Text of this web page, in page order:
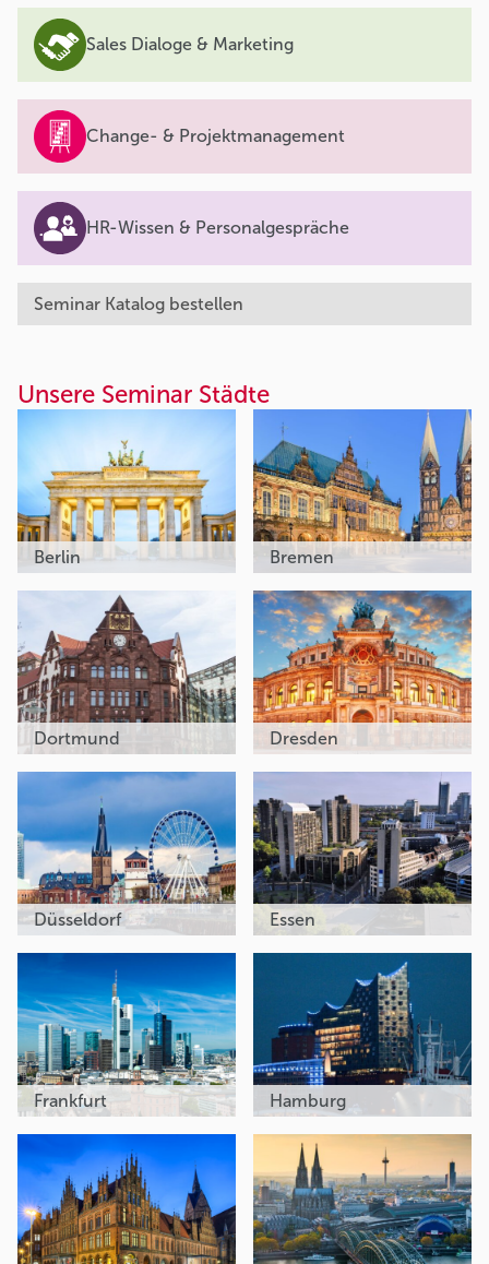
Sales Dialoge & Marketing
Change- & Projektmanagement
HR-Wissen & Personalgespräche
Seminar Katalog bestellen
Unsere Seminar Städte
Berlin Bremen
Dortmund Dresden
Düsseldorf Essen
Frankfurt Hamburg